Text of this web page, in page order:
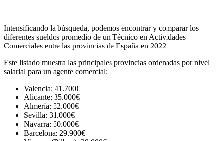
Intensificando la búsqueda, podemos encontrar y comparar los
diferentes sueldos promedio de un Técnico en Actividades
Comerciales entre las provincias de España en 2022.
Este listado muestra las principales provincias ordenadas por nivel
salarial para un agente comercial:
Valencia: 41.700€
Alicante: 35.000€
Almería: 32.000€
Sevilla: 31.000€
Navarra: 30.000€
Barcelona: 29.900€